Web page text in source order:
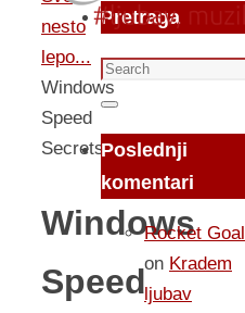
nesto
lepo...
Windows
Speed
Secrets
Windows
Speed
Pretraga
Search
for:
Search
Poslednji
komentari
Rocket Goal
on Kradem
ljubav